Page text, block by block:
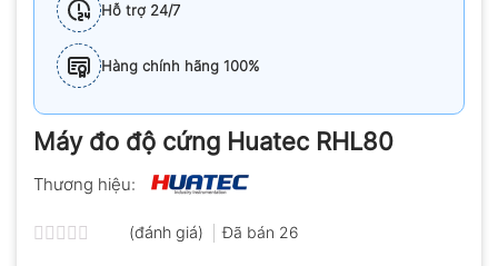
Hỗ trợ 24/7
Hàng chính hãng 100%
Máy đo độ cứng Huatec RHL80
Thương hiệu:
(đánh giá) Đã bán 26